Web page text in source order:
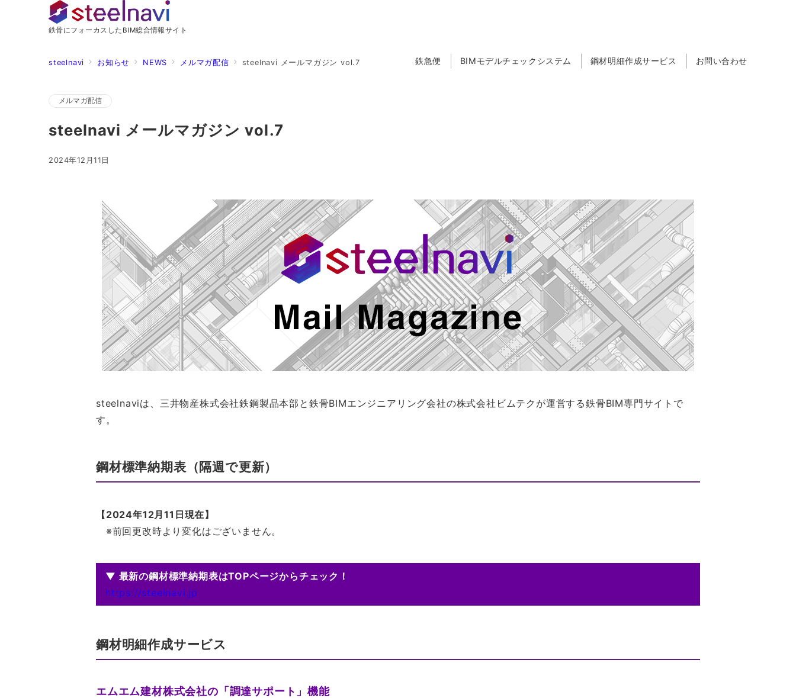
鉄骨にフォーカスしたBIM総合情報サイト
鉄急便 BIMモデルチェックシステム 鋼材明細作成サービス お問い合わせ
steelnavi お知らせ NEWS メルマガ配信 steelnavi メールマガジン vol.7
メルマガ配信
steelnavi メールマガジン vol.7
2024年12月11日
steelnaviは、三井物産株式会社鉄鋼製品本部と鉄骨BIMエンジニアリング会社の株式会社ビムテクが運営する鉄骨BIM専門サイトで
す。
鋼材標準納期表（隔週で更新）
【2024年12月11日現在】
※前回更改時より変化はございません。
▼ 最新の鋼材標準納期表はTOPページからチェック！
https://steelnavi.jp
鋼材明細作成サービス
エムエム建材株式会社の 「調達サポート」機能